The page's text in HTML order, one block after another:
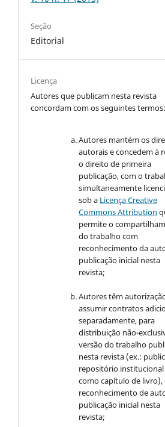
Seção
Editorial
Licença
Autores que publicam nesta revista
concordam com os seguintes termos:
Autores mantém os
autorais e concedem à
o direito de primeira
publicação, com o
simultaneamente
sob a Licença Creative
Commons Attribution
permite o
do trabalho com
reconhecimento da
publicação inicial nesta
revista;
Autores têm
assumir contratos
separadamente, para
distribuição não-
versão do trabalho
nesta revista (ex.:
repositório institucional
como capítulo de livro),
reconhecimento de
publicação inicial nesta
revista;